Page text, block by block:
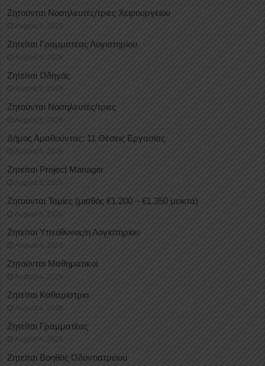
Ζητούνται Νοσηλευτές/τριες Χειρουργείου
August 5, 2026
Ζητείται Γραμματέας Λογιστηρίου
August 5, 2026
Ζητείται Οδηγός
August 5, 2026
Ζητούνται Νοσηλευτές/τριες
August 5, 2026
Δήμος Αμαθούντας: 11 Θέσεις Εργασίας
August 5, 2026
Ζητείται Project Manager
August 5, 2026
Ζητούνται Ταμίες (μισθός €1.200 – €1.350 μεικτά)
August 5, 2026
Ζητείται Υπεύθυνος/η Λογιστηρίου
August 4, 2026
Ζητούνται Μαθηματικοί
August 4, 2026
Ζητείται Καθαρίστρια
August 4, 2026
Ζητείται Γραμματέας
August 4, 2026
Ζητείται Βοηθός Οδοντιατρείου